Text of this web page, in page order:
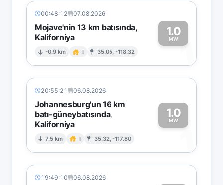
00:48:12 07.08.2026
Mojave'nin 13 km batısında,
Kaliforniya
-0.9 km I 35.05, -118.32
1.0
MW1
20:55:21 06.08.2026
Johannesburg'un 16 km
batı-güneybatısında,
Kaliforniya
7.5 km I 35.32, -117.80
1.0
MW
1
19:49:10 06.08.2026